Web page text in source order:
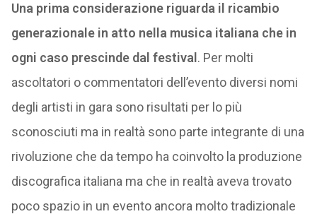
Una prima considerazione riguarda il ricambio
generazionale in atto nella musica italiana che in
ogni caso prescinde dal festival . Per molti
ascoltatori o commentatori dell’evento diversi nomi
degli artisti in gara sono risultati per lo più
sconosciuti ma in realtà sono parte integrante di una
rivoluzione che da tempo ha coinvolto la produzione
discografica italiana ma che in realtà aveva trovato
poco spazio in un evento ancora molto tradizionale